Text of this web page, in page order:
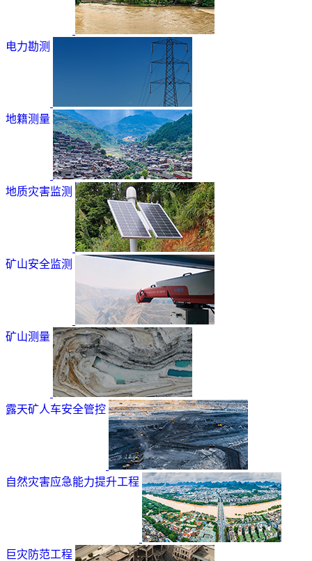
电力勘测
地籍测量
地质灾害监测
矿山安全监测
矿山测量
露天矿人车安全管控
自然灾害应急能力提升工程
巨灾防范工程